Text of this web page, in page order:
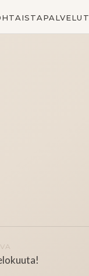
PALVELUT